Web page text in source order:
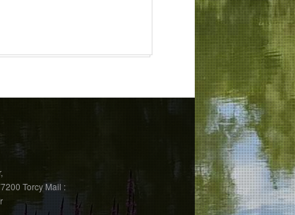
Torcy Mail :